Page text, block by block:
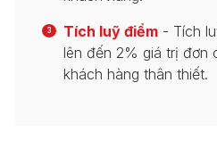
3 Tích luỹ điểm - Tích
lên đến 2% giá trị đơn
khách hàng thân thiết.